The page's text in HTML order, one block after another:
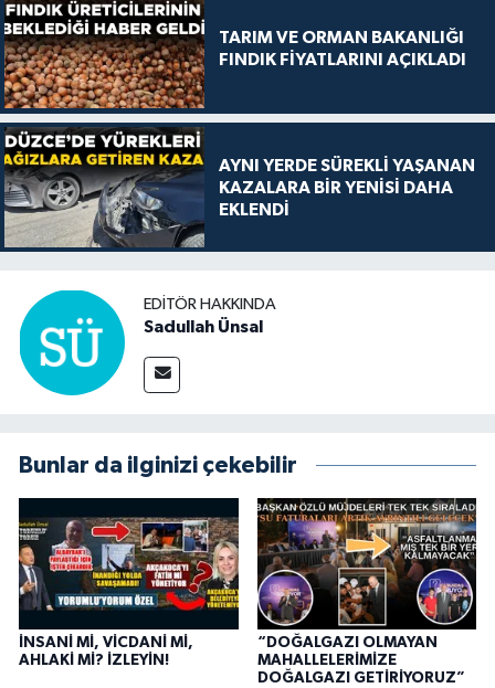
TARIM VE ORMAN BAKANLIĞI
FINDIK FİYATLARINI AÇIKLADI
AYNI YERDE SÜREKLİ YAŞANAN
KAZALARA BİR YENİSİ DAHA
EKLENDİ
EDITÖR HAKKINDA
Sadullah Ünsal
Bunlar da ilginizi çekebilir
İNSANİ Mİ, VİCDANİ Mİ,
AHLAKİ Mİ? İZLEYİN!
“DOĞALGAZI OLMAYAN
MAHALLELERİMİZE
DOĞALGAZI GETİRİYORUZ”